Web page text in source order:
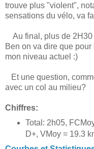
trouve plus "violent",
sensations du vélo, va
Au final, plus de 2H30
Ben on va dire que
mon niveau actuel :)
Et une question,
avec un col au milieu?
Chiffres:
Total: 2h05,
D+, VMoy = 19.3